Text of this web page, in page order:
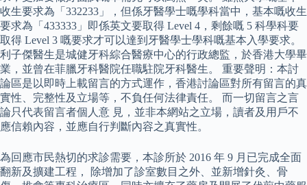
收生要求為「332233」，但係牙醫學士嘅學科當中，基本嘅收生
要求為「433333」即係英文要取得 Level 4，剩餘嘅 5 科學科要
取得 Level 3 嘅要求才可以達到牙醫學士學科嘅基本入學要求。
利子傑醫生是城健牙科綜合醫療中心的行政總監，於香港大學畢
業，並曾在菲臘牙科醫院任職駐院牙科醫生。 重要聲明：本討
論區是以即時上載留言的方式運作，香港討論區對所有留言的真
實性、完整性及立場等，不負任何法律責任。 而一切留言之言
論只代表留言者個人意 見，並非本網站之立場，讀者及用戶不
應信賴內容，並應自行判斷內容之真實性。
為回應市民熱切的求診需要，本診所於 2016 年 9 月已完成全面
翻新及擴建工程， 除增加了診室數目之外、並新增針灸、骨